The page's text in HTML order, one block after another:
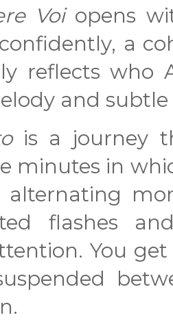
Voiopens
a
reflects who
and subtle
is a journey
minutes in
alternating
flashes
You